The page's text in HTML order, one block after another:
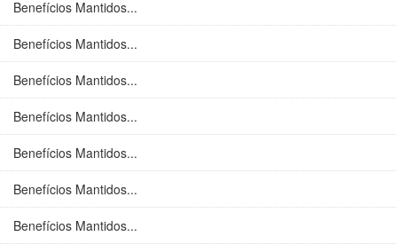
Benefícios Mantidos...
Benefícios Mantidos...
Benefícios Mantidos...
Benefícios Mantidos...
Benefícios Mantidos...
Benefícios Mantidos...
Benefícios Mantidos...